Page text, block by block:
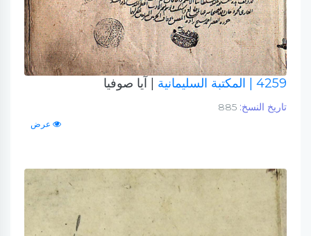
4259 | المكتبة السليمانية | آيا صوفيا
تاريخ النسخ:
عرض